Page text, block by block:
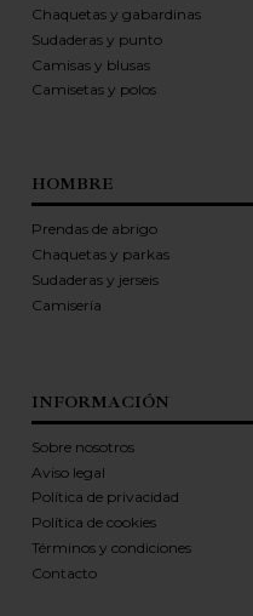
Chaquetas y gabardinas
Sudaderas y punto
Camisas y blusas
Camisetas y polos
HOMBRE
Prendas de abrigo
Chaquetas y parkas
Sudaderas y jerseis
Camisería
INFORMACIÓN
Sobre nosotros
Aviso legal
Política de privacidad
Política de cookies
Términos y condiciones
Contacto